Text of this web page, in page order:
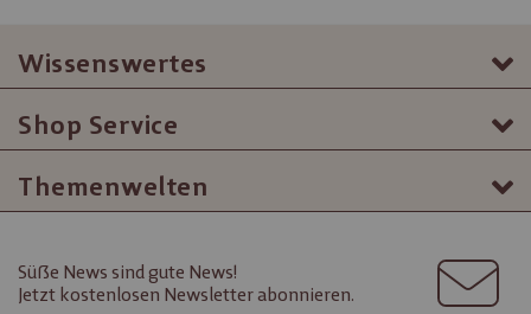
Wissenswertes
Shop Service
Themenwelten
Süße News sind gute News!
Jetzt kostenlosen Newsletter abonnieren.